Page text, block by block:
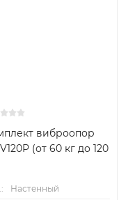
виброопор
(от 60 кг до 120
Настенный